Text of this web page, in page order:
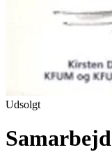
Udsolgt